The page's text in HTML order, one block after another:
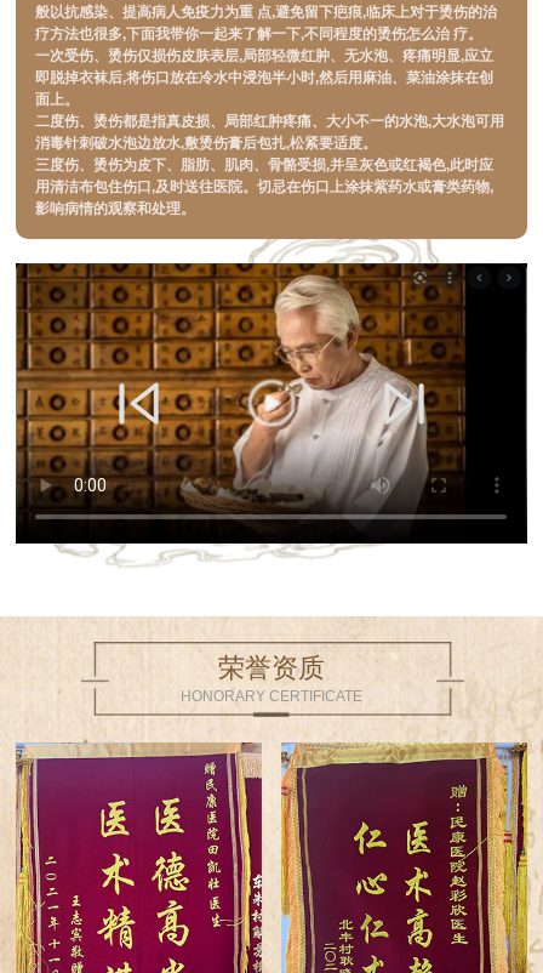
般以抗感染、提高病人免疫力为重 点,避免留下疤痕,临床上对于烫伤的治
疗方法也很多,下面我带你一起来了解一下,不同程度的烫伤怎么治 疗。
一次受伤、烫伤仅损伤皮肤表层,局部轻微红肿、无水泡、疼痛明显,应立
即脱掉衣袜后,将伤口放在冷水中浸泡半小时,然后用麻油、菜油涂抹在创
面上。
二度伤、烫伤都是指真皮损、局部红肿疼痛、大小不一的水泡,大水泡可用
消毒针刺破水泡边放水,敷烫伤膏后包扎,松紧要适度。
三度伤、烫伤为皮下、脂肪、肌肉、骨骼受损,并呈灰色或红褐色,此时应
用清洁布包住伤口,及时送往医院。切忌在伤口上涂抹紫药水或膏类药物,
影响病情的观察和处理。
荣誉资质
HONORARY CERTIFICATE